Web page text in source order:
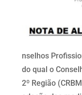
nselhos
do qual o
2º Região